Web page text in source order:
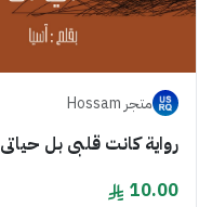
متجر Hossam
رواية كانت قلبى بل حياتى
10.00